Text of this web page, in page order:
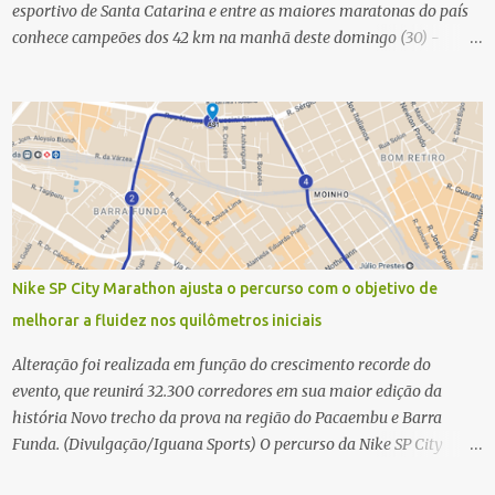
esportivo de Santa Catarina e entre as maiores maratonas do país
conhece campeões dos 42 km na manhã deste domingo (30) -
Floripa Fibra 2025. Na manhã deste sábado (30) foram conhecidos
os campeões dos 21 km do maior evento esportivo de Santa
Catarina. A mineira Jessica Ladeira e o queniano Wilson Mutua
foram os vencedores da meia maratona, ambos com a quebra de
recorde da prova. Neste domingo (31) será a vez da prova principal,
os 42,195 km da maratona, além da corrida de 5 KM. As largadas,
na Avenida Beira-Mar Norte, em Florianópolis, na altura do
Trapiche, começam às 5h10. Entre as maiores maratonas
brasileiras deste ano, a Maratona Internacional de Floripa Fibra
2025 reúne um total de 19.230 atletas. Além da meia marat...
Nike SP City Marathon ajusta o percurso com o objetivo de
melhorar a fluidez nos quilômetros iniciais
Alteração foi realizada em função do crescimento recorde do
evento, que reunirá 32.300 corredores em sua maior edição da
história Novo trecho da prova na região do Pacaembu e Barra
Funda. (Divulgação/Iguana Sports) O percurso da Nike SP City